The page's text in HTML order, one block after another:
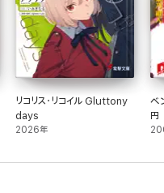
リコリス・リコイル Gluttony
days
2026年
ベ
円